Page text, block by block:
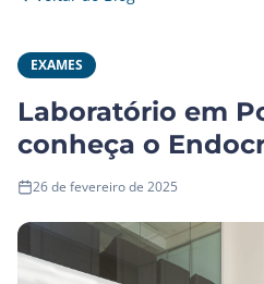
EXAMES
Laboratório em
conheça o
26 de fevereiro de 2025